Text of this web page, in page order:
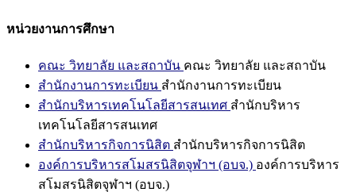
หน่วยงานการศึกษา
คณะ วิทยาลัย และสถาบัน คณะ วิทยาลัย และสถาบัน
สำนักงานการทะเบียน สำนักงานการทะเบียน
สำนักบริหารเทคโนโลยีสารสนเทศ สำนักบริหาร
เทคโนโลยีสารสนเทศ
สำนักบริหารกิจการนิสิต สำนักบริหารกิจการนิสิต
องค์การบริหารสโมสรนิสิตจุฬาฯ (อบจ.) องค์การบริหาร
สโมสรนิสิตจุฬาฯ (อบจ.)